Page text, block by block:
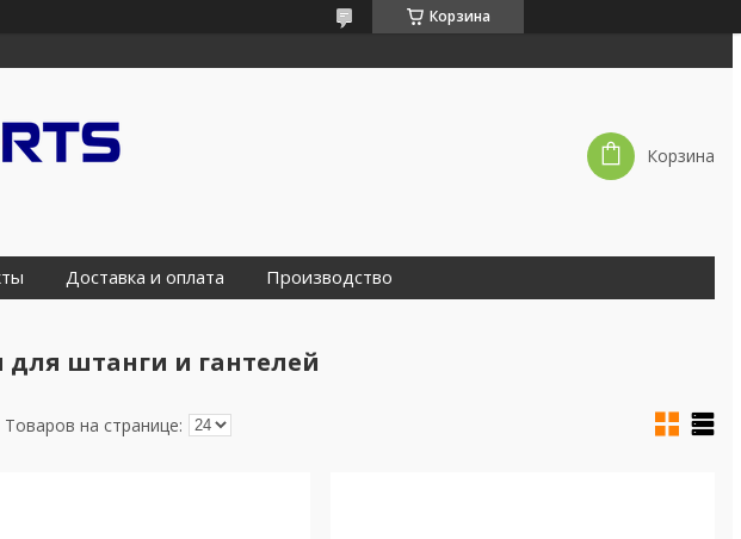
Корзина
Корзина
Доставка и оплата Производство
штанги и гантелей